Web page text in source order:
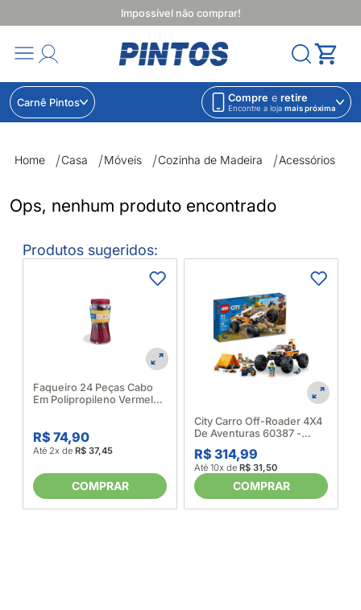
Impossível não comprar!
Carnê Pintos Compre e retire
Encontre a loja mais próxima
Home
Casa Móveis Cozinha de Madeira Acessórios
Ops, nenhum produto encontrado
Produtos sugeridos:
Faqueiro 24 Peças Cabo
Em Polipropileno Vermelho
R$ 74,90
Até 2x de R$ 37,45
COMPRAR
City Carro Off-Roader 4X4
De Aventuras 60387 -
Lego 650236
R$ 314,99
Até 10x de R$ 31,50
COMPRAR